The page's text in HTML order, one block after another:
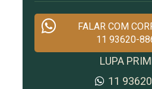
FALAR COM
11 93620-
LUPA
11